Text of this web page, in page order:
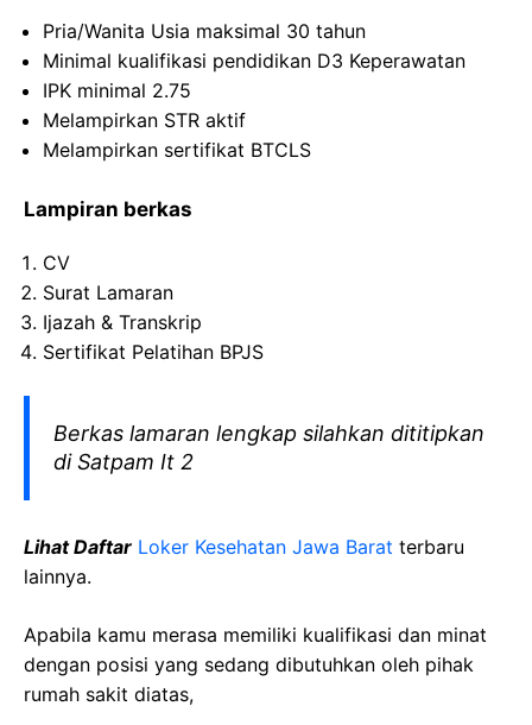
Pria/Wanita Usia maksimal 30 tahun
Minimal kualifikasi pendidikan D3 Keperawatan
IPK minimal 2.75
Melampirkan STR aktif
Melampirkan sertifikat BTCLS
Lampiran berkas
CV
Surat Lamaran
Ijazah & Transkrip
Sertifikat Pelatihan BPJS
Berkas lamaran lengkap silahkan dititipkan
di Satpam It 2
Lihat Daftar Loker Kesehatan Jawa Barat terbaru
lainnya.
Apabila kamu merasa memiliki kualifikasi dan minat
dengan posisi yang sedang dibutuhkan oleh pihak
rumah sakit diatas,